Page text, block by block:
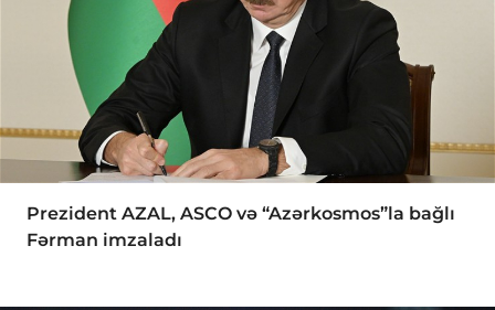
Prezident AZAL, ASCO və “Azərkosmos”la bağlı
Fərman imzaladı